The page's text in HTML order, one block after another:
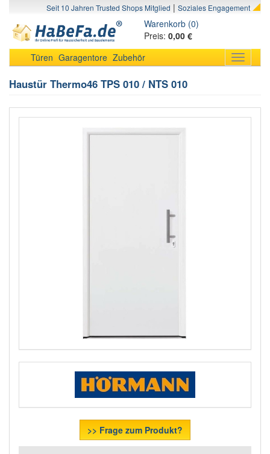
Seit 10 Jahren Trusted Shops Mitglied | Soziales Engagement
Warenkorb (0)
Preis: 0,00 €
Toggle
Türen Garagentore Zubehör
Haustür Thermo46 TPS 010 / NTS 010
>> Frage zum Produkt?